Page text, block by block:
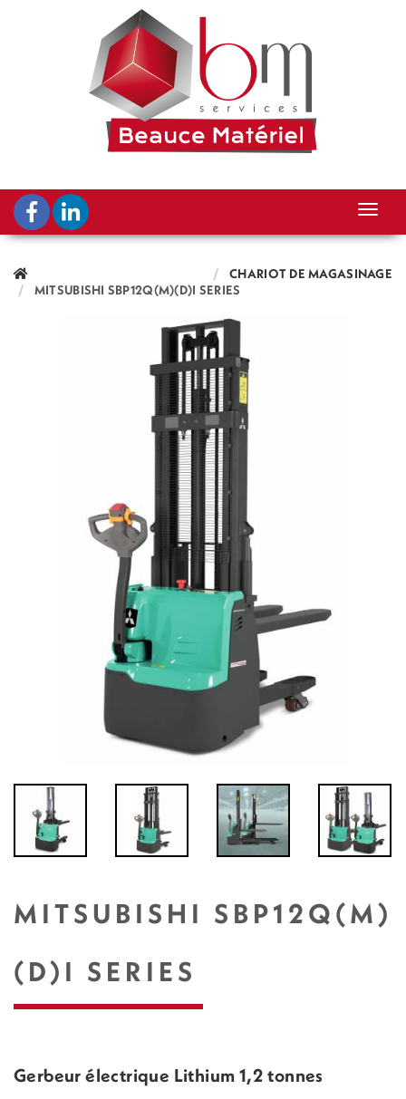
CHARIOT DE MAGASINAGE
MITSUBISHI SBP12Q(M)(D)I SERIES
MITSUBISHI SBP12Q(M)
(D)I SERIES
Gerbeur électrique Lithium 1,2 tonnes